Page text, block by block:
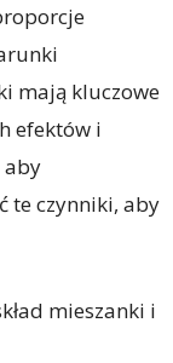
mają kluczowe
efektów i
aby
te czynniki, aby
mieszanki i